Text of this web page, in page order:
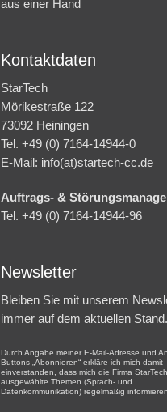
aus einer Hand
Kontaktdaten
StarTech
Mörikestraße 122
73092 Heiningen
Tel. +49 (0) 7164-14944-0
E-Mail: info(at)startech-cc.de
Auftrags- &
Tel. +49 (0) 7164-14944-96
Newsletter
Bleiben Sie mit unserem
immer auf dem aktuellen Stand.
Durch Angabe meiner E-Mail-Adresse und
Buttons „Abonnieren“ erkläre ich mich damit
einverstanden, dass mich die Firma
ausgewählte Themen (Sprach- und
Datenkommunikation) regelmäßig